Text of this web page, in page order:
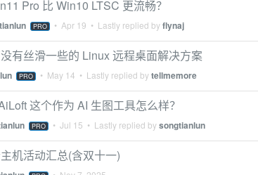
Pro 比 Win10 LTSC 更流畅？
PRO • Apr 19 • Lastly replied byflynaj
有丝滑一些的 Linux 远程桌面解决方案
PRO • May 14 • Lastly replied bytellmemore
这个作为 AI 生图工具怎么样？
PRO • Jul 15 • Lastly replied bysongtianlun
机活动汇总(含双十一)